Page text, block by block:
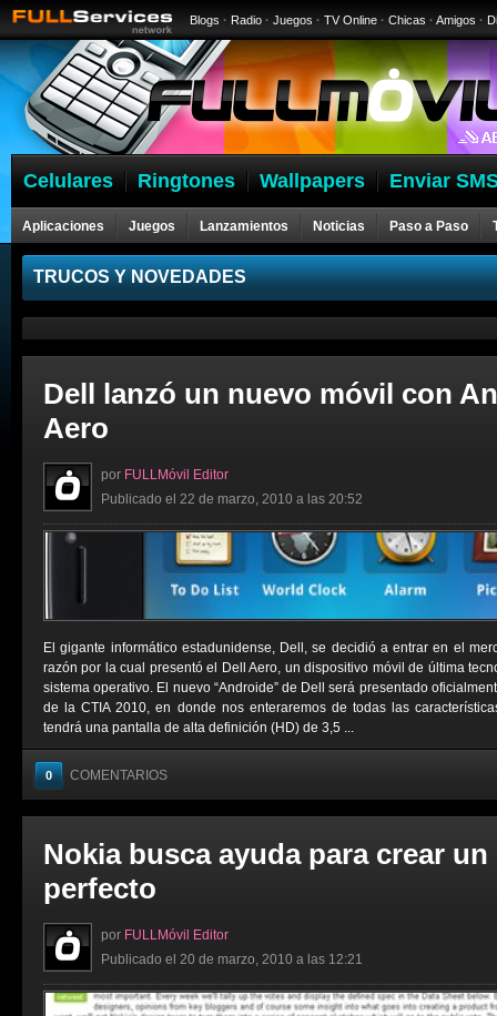
Blogs · Radio · Juegos · TV Online · Chicas · Amigos ·
Celulares Ringtones Wallpapers Enviar
Aplicaciones Juegos Lanzamientos Noticias Paso a Paso
Celulares
TRUCOS Y NOVEDADES
Dell lanzó un nuevo móvil con
Aero
por FULLMóvil Editor
Publicado el 22 de marzo, 2010 a las 20:52
El gigante informático estadunidense, Dell, se decidió a entrar en el
razón por la cual presentó el Dell Aero, un dispositivo móvil de última
sistema operativo. El nuevo “Androide” de Dell será presentado
de la CTIA 2010, en donde nos enteraremos de todas las
tendrá una pantalla de alta definición (HD) de 3,5 ...
0 COMENTARIOS
Nokia busca ayuda para crear
perfecto
por FULLMóvil Editor
Publicado el 20 de marzo, 2010 a las 12:21